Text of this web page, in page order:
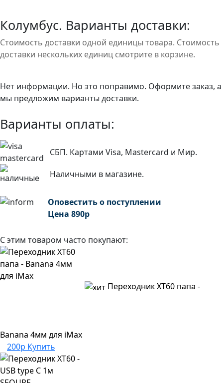
Колумбус. Варианты доставки:
Стоимость доставки одной единицы товара. Стоимость
доставки нескольких единиц смотрите в корзине.
Нет информации. Но это поправимо. Оформите заказ, а
мы предложим варианты доставки.
Варианты оплаты:
СБП. Картами Visa, Mastercard и Мир.
Наличными в магазине.
Оповестить о поступлении
Цена 890р
С этим товаром часто покупают:
Переходник XT60 папа -
Banana 4мм для iMax
200р Купить